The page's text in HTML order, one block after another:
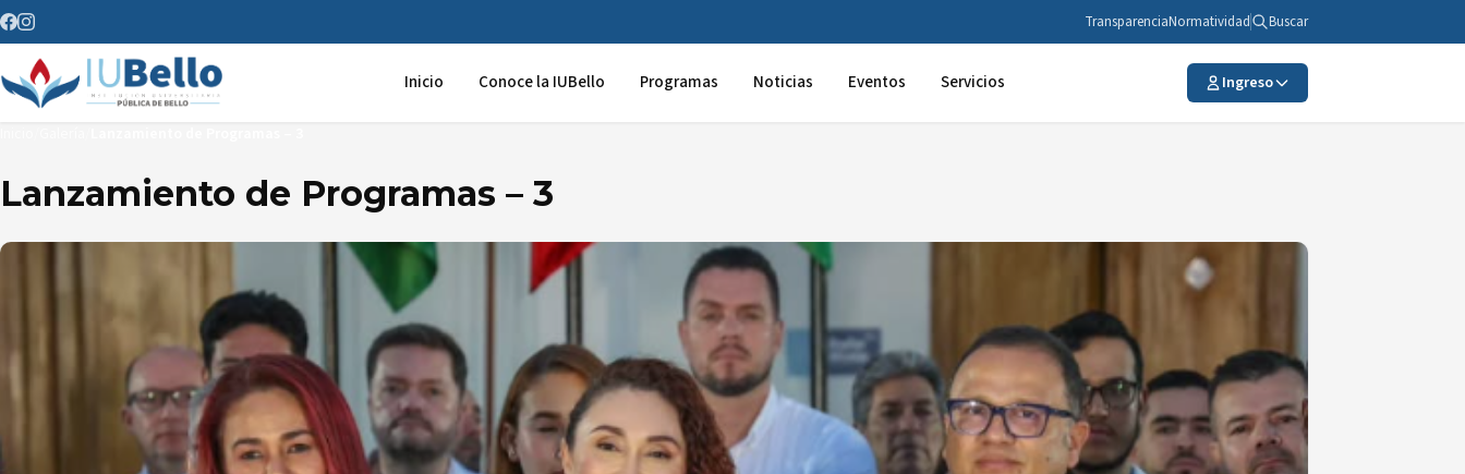
Saltar al contenido TransparenciaNormatividad Buscar
Inicio Conoce la IUBello Programas Noticias Eventos Servicios Ingreso
Lanzamiento de Programas – 3